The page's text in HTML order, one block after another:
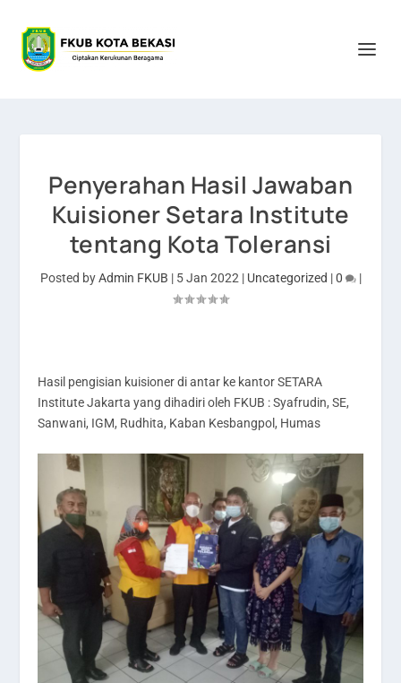
Penyerahan Hasil Jawaban
Kuisioner Setara Institute
tentang Kota Toleransi
Posted byAdmin FKUB | 5 Jan 2022 | Uncategorized |0 |
Hasil pengisian kuisioner di antar ke kantor SETARA
Institute Jakarta yang dihadiri oleh FKUB : Syafrudin, SE,
Sanwani, IGM, Rudhita, Kaban Kesbangpol, Humas